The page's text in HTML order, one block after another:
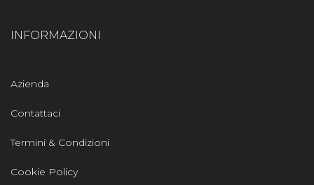
INFORMAZIONI
Azienda
Contattaci
Termini & Condizioni
Cookie Policy